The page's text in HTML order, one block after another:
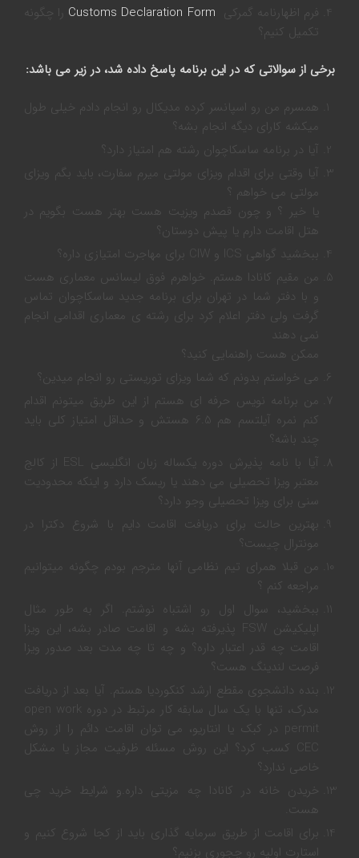
فرم اظهارنامه گمرکی Customs Declaration Form را چگونه
تکمیل کنیم؟
برخی از سوالاتی که در این برنامه پاسخ داده شد، در زیر می باشد:
همسرم من رو اسپانسر کرده مدیکال رو انجام دادم خیلى طول
میکشه کاراى دیگه انجام بشه؟
آیا در برنامه ساسکاچوان رشته هم امتیاز دارد؟
آیا وقتی برای اقدام ویزای مولتی میرم سفارت، باید بگم ویزای
مولتی می خواهم ؟
یا خیر ؟ و چون قصدم ویزیت هست بهتر هست بگویم در
هتل اقامت دارم یا پیش دوستان؟
ببخشید گواهی ICS و CIW برای مهاجرت امتیازی داره؟
من مقیم کانادا هستم. خواهرم فوق لیسانس معماری هست
و با دفتر شما در تهران برای برنامه جدید ساسکاچوان تماس
گرفت ولی دفتر اعلام کرد برای رشته ی معماری اقدامی انجام
نمی دهند
ممکن هست راهنمایی کنید؟
می خواستم بدونم که شما ویزای توریستی رو انجام میدین؟
من برنامه نویس حرفه ای هستم از این طریق میتونم اقدام
کنم نمره آیلتسم هم 6.5 هستش و حداقل امتیاز کلی باید
چند باشه؟
آیا با نامه پذیرش دوره یکساله زبان انگلیسی ESL از کالج
معتبر ویزا تحصیلی می دهند یا ریسک دارد و اینکه محدودیت
سنی برای ویزا تحصیلی وجو دارد؟
بهترین حالت برای دریافت اقامت دایم با شروع دکترا در
مونترال چیست؟
من قبلا همرای تیم نظامی آنها مترجم بودم چگونه میتوانیم
مراجعه کنم ؟
ببخشید، سوال اول رو اشتباه نوشتم. اگر به طور مثال
اپلیکیشن FSW پذیرفته بشه و اقامت صادر بشه، این ویزا
اقامت چه قدر اعتبار داره؟ و چه تا چه مدت بعد صدور ویزا
فرصت لندینگ هست؟
بنده دانشجوی مقطع ارشد کنکوردیا هستم. آیا بعد از دریافت
permit در کبک یا انتاریو، می توان اقامت دائم را از روش
CEC کسب کرد؟ این روش مسئله ظرفیت مجاز یا مشکل
خاصی ندارد؟
خریدن خانه در کانادا چه مزیتی داره.و شرایط خرید چی
هست.
برای اقامت از طریق سرمایه گذاری باید از کجا شروع کنیم و
استارت اولیه رو چجوری بزنیم؟